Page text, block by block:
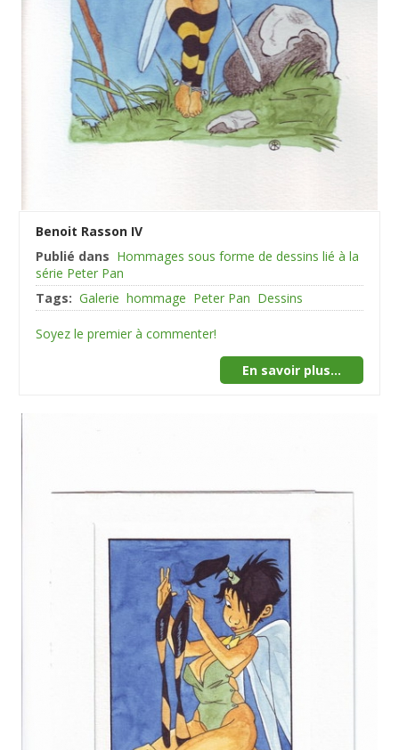
Benoit Rasson IV
Publié dans Hommages sous forme de dessins lié à la
série Peter Pan
Tags: Galerie hommage Peter Pan Dessins
Soyez le premier à commenter!
En savoir plus...